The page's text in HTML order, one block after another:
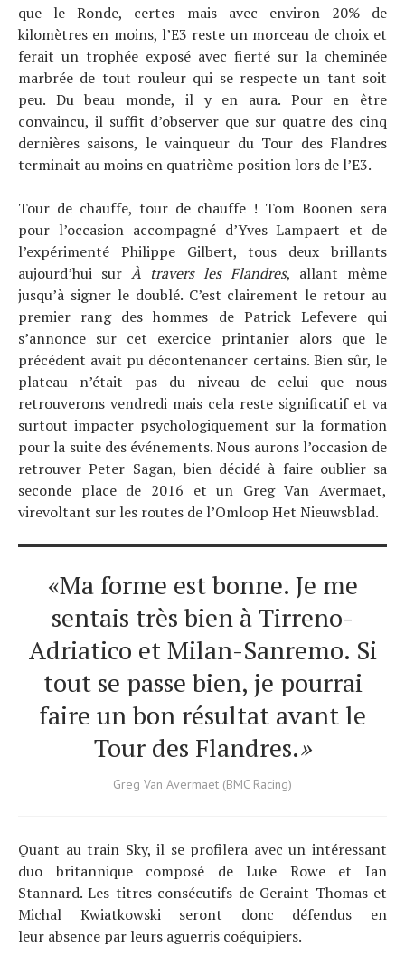
que le Ronde, certes mais avec environ 20% de
kilomètres en moins, l’E3 reste un morceau de choix et
ferait un trophée exposé avec fierté sur la cheminée
marbrée de tout rouleur qui se respecte un tant soit
peu. Du beau monde, il y en aura. Pour en être
convaincu, il suffit d’observer que sur quatre des cinq
dernières saisons, le vainqueur du Tour des Flandres
terminait au moins en quatrième position lors de l’E3.
Tour de chauffe, tour de chauffe ! Tom Boonen sera
pour l’occasion accompagné d’Yves Lampaert et de
l’expérimenté Philippe Gilbert, tous deux brillants
aujourd’hui sur À travers les Flandres, allant même
jusqu’à signer le doublé. C’est clairement le retour au
premier rang des hommes de Patrick Lefevere qui
s’annonce sur cet exercice printanier alors que le
précédent avait pu décontenancer certains. Bien sûr, le
plateau n’était pas du niveau de celui que nous
retrouverons vendredi mais cela reste significatif et va
surtout impacter psychologiquement sur la formation
pour la suite des événements. Nous aurons l’occasion de
retrouver Peter Sagan, bien décidé à faire oublier sa
seconde place de 2016 et un Greg Van Avermaet,
virevoltant sur les routes de l’Omloop Het Nieuwsblad.
«Ma forme est bonne. Je me
sentais très bien à Tirreno-
Adriatico et Milan-Sanremo. Si
tout se passe bien, je pourrai
faire un bon résultat avant le
Tour des Flandres.»
Greg Van Avermaet (BMC Racing)
Quant au train Sky, il se profilera avec un intéressant
duo britannique composé de Luke Rowe et Ian
Stannard. Les titres consécutifs de Geraint Thomas et
Michal Kwiatkowski seront donc défendus en
leur absence par leurs aguerris coéquipiers.